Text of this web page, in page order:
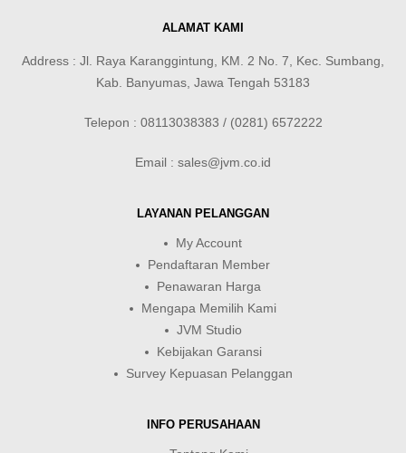
ALAMAT KAMI
Address : Jl. Raya Karanggintung, KM. 2 No. 7, Kec. Sumbang,
Kab. Banyumas, Jawa Tengah 53183
Telepon : 08113038383 / (0281) 6572222
Email : sales@jvm.co.id
LAYANAN PELANGGAN
My Account
Pendaftaran Member
Penawaran Harga
Mengapa Memilih Kami
JVM Studio
Kebijakan Garansi
Survey Kepuasan Pelanggan
INFO PERUSAHAAN